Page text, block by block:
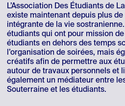
L’Association Des Étudiants de
existe maintenant depuis plus
intégrante de la vie
étudiants qui ont pour mission
étudiants en dehors des temps
l’organisation de soirées, mais
créatifs afin de permettre aux
autour de travaux personnels et
également un médiateur entre
Souterraine et les étudiants.